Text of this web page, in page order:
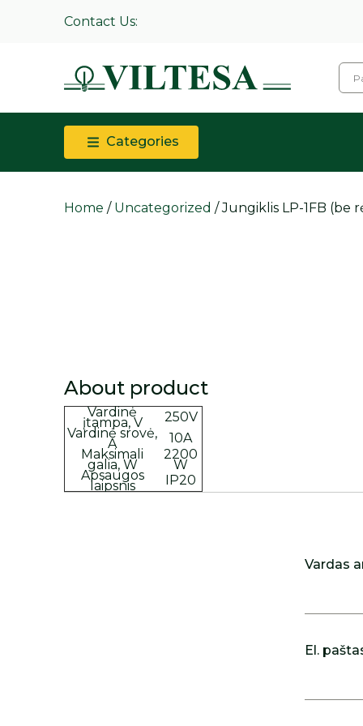
Contact Us:
Categories
Home / Uncategorized / Jungiklis LP-1FB (be
About product
Vardinė
įtampa, V
250V
Vardinė srovė,
A
10A
Maksimali
galia, W
2200
W
Apsaugos
laipsnis IP20
Vardas
El.